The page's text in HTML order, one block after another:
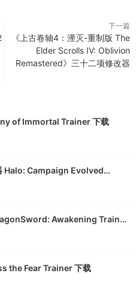
下一篇
《上古卷轴4：湮灭-重制版 The
Elder Scrolls IV: Oblivion
Remastered》三十二项修改器
of Immortal Trainer 下载
Halo: Campaign Evolved
Awakening Trainer
the Fear Trainer 下载